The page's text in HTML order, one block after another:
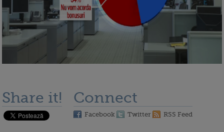
Share it! Connect
Facebook Twitter RSS Feed